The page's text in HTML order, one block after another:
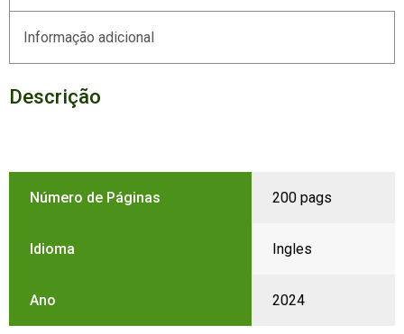
Informação adicional
Descrição
Número de Páginas 200 pags
Idioma Ingles
Ano 2024